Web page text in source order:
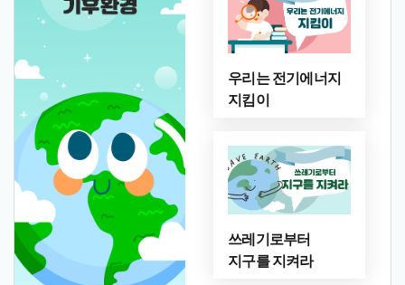
우리는 전기에너지
지킴이
쓰레기로부터
지구를 지켜라